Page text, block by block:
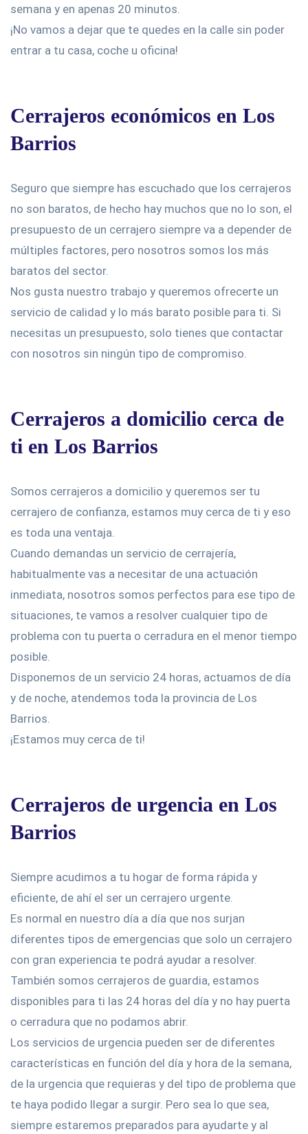
semana y en apenas 20 minutos.
¡No vamos a dejar que te quedes en la calle sin poder
entrar a tu casa, coche u oficina!
Cerrajeros económicos en Los
Barrios
Seguro que siempre has escuchado que los cerrajeros
no son baratos, de hecho hay muchos que no lo son, el
presupuesto de un cerrajero siempre va a depender de
múltiples factores, pero nosotros somos los más
baratos del sector.
Nos gusta nuestro trabajo y queremos ofrecerte un
servicio de calidad y lo más barato posible para ti. Si
necesitas un presupuesto, solo tienes que contactar
con nosotros sin ningún tipo de compromiso.
Cerrajeros a domicilio cerca de
ti en Los Barrios
Somos cerrajeros a domicilio y queremos ser tu
cerrajero de confianza, estamos muy cerca de ti y eso
es toda una ventaja.
Cuando demandas un servicio de cerrajería,
habitualmente vas a necesitar de una actuación
inmediata, nosotros somos perfectos para ese tipo de
situaciones, te vamos a resolver cualquier tipo de
problema con tu puerta o cerradura en el menor tiempo
posible.
Disponemos de un servicio 24 horas, actuamos de día
y de noche, atendemos toda la provincia de Los
Barrios.
¡Estamos muy cerca de ti!
Cerrajeros de urgencia en Los
Barrios
Siempre acudimos a tu hogar de forma rápida y
eficiente, de ahí el ser un cerrajero urgente.
Es normal en nuestro día a día que nos surjan
diferentes tipos de emergencias que solo un cerrajero
con gran experiencia te podrá ayudar a resolver.
También somos cerrajeros de guardia, estamos
disponibles para ti las 24 horas del día y no hay puerta
o cerradura que no podamos abrir.
Los servicios de urgencia pueden ser de diferentes
características en función del día y hora de la semana,
de la urgencia que requieras y del tipo de problema que
te haya podido llegar a surgir. Pero sea lo que sea,
siempre estaremos preparados para ayudarte y al